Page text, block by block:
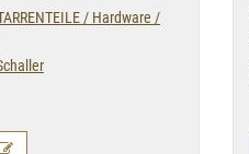
/ Hardware /